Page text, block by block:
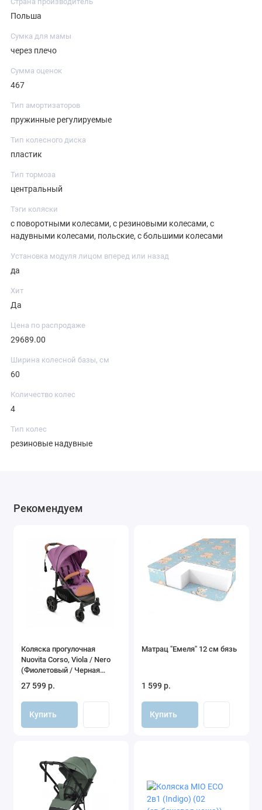
Польша
Сумка для мамы
через плечо
Сумма оценок
467
Тип амортизаторов
пружинные регулируемые
Тип колесного диска
пластик
Тип тормоза
центральный
Тэги коляски
с поворотными колесами, с резиновыми колесами, с
надувными колесами, польские, с большими колесами
Установка модуля лицом вперед или назад
да
Хит
Да
Цена по распродаже
29689.00
Ширина колесной базы, см
60
Количество колес
4
Тип колес
резиновые надувные
Рекомендуем
Коляска прогулочная
Nuovita Corso, Viola / Nero
(Фиолетовый / Черная
27 599 р.
Купить
Матрац "Емеля" 12 см бязь
1 599 р.
Купить